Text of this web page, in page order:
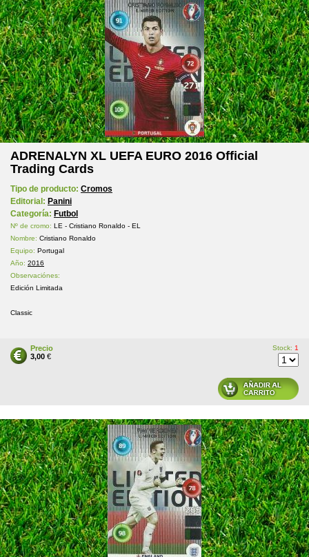
ADRENALYN XL UEFA EURO 2016 Official
Trading Cards
Tipo de producto: Cromos
Editorial: Panini
Categoría: Futbol
Nº de cromo: LE - Cristiano Ronaldo - EL
Nombre: Cristiano Ronaldo
Equipo: Portugal
Año: 2016
Observaciónes:
Edición Limitada
Classic
Precio
3,00 €
Stock: 1